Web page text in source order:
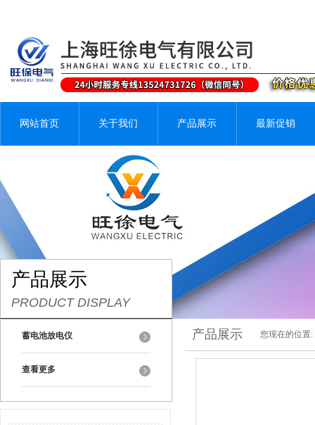
网站首页 关于我们 产品展示 最新促销
产品展示
PRODUCT DISPLAY
蓄电池放电仪
查看更多
产品展示 您现在的位置: